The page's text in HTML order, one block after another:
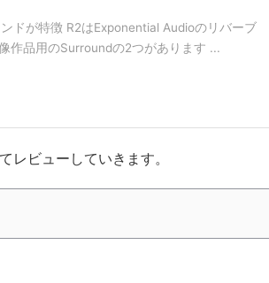
ドが特徴 R2はExponential Audioのリバーブ
作品用のSurroundの2つがあります ...
レビューしていきます。